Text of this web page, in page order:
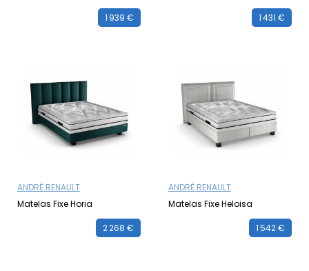
1 939 € 1 431 €
ANDRÉ RENAULT
Matelas Fixe Horia
2 268 €
ANDRÉ RENAULT
Matelas Fixe Heloisa
1 542 €